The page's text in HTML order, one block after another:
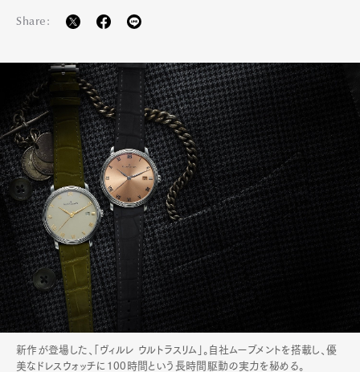
Share:
新作が登場した、「ヴィルレ ウルトラスリム」。自社ムーブメントを搭載し、優
美なドレスウォッチに100時間という長時間駆動の実力を秘める。